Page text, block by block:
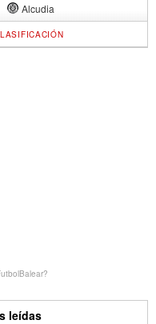
Alcudia
leídas